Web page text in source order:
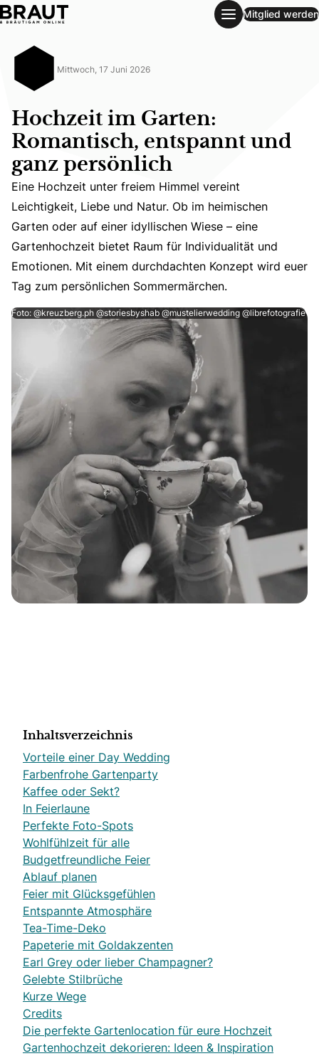
Hochzeit im Garten: Romantisch, entspannt und ganz
Mitglied werden
Mittwoch, 17 Juni 2026
Hochzeit im Garten:
Romantisch, entspannt und
ganz persönlich
Eine Hochzeit unter freiem Himmel vereint Leichtigkeit,
Eine Hochzeit unter freiem Himmel vereint
Leichtigkeit, Liebe und Natur. Ob im heimischen
Garten oder auf einer idyllischen Wiese – eine
Gartenhochzeit bietet Raum für Individualität und
Emotionen. Mit einem durchdachten Konzept wird euer
Tag zum persönlichen Sommermärchen.
Foto: @kreuzberg.ph @storiesbyshab @mustelierwedding @librefotografie
Inhaltsverzeichnis
Vorteile einer Day Wedding
Farbenfrohe Gartenparty
Kaffee oder Sekt?
In Feierlaune
Perfekte Foto-Spots
Wohlfühlzeit für alle
Budgetfreundliche Feier
Ablauf planen
Feier mit Glücksgefühlen
Entspannte Atmosphäre
Tea-Time-Deko
Papeterie mit Goldakzenten
Earl Grey oder lieber Champagner?
Gelebte Stilbrüche
Kurze Wege
Credits
Die perfekte Gartenlocation für eure Hochzeit
Gartenhochzeit dekorieren: Ideen & Inspiration